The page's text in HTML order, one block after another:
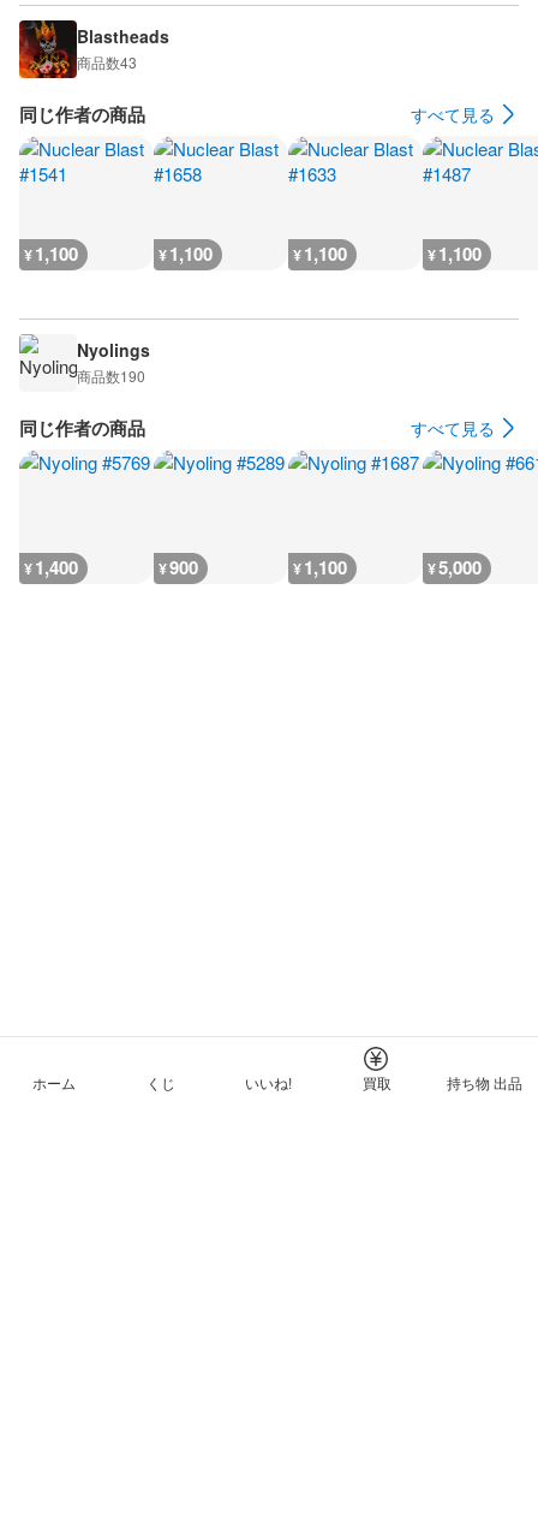
Blastheads
商品数43
同じ作者の商品 すべて見る
¥1,100 ¥1,100 ¥1,100 ¥1,100
Nyolings
商品数190
同じ作者の商品 すべて見る
¥1,400 ¥900 ¥1,100 ¥5,000
ホーム くじ いいね! 買取 持ち物 出品